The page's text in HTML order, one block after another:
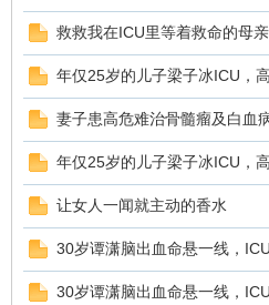
救救我在ICU里等着救命的母
年仅25岁的儿子梁子冰ICU，
妻子患高危难治骨髓瘤及白血
年仅25岁的儿子梁子冰ICU，
让女人一闻就主动的香水
30岁谭潇脑出血命悬一线，
30岁谭潇脑出血命悬一线，